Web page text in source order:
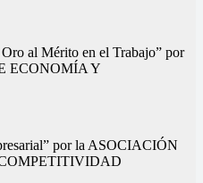
al Mérito en el Trabajo” por
ECONOMÍA Y
por la ASOCIACIÓN